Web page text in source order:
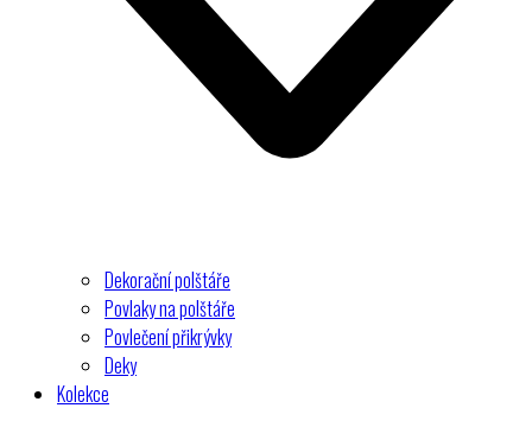
Dekorační polštáře
Povlaky na polštáře
Povlečení přikrývky
Deky
Kolekce